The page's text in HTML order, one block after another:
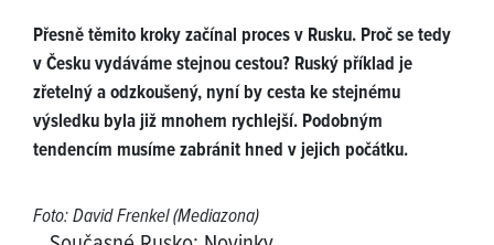
Přesně těmito kroky začínal proces v Rusku. Proč se tedy
v Česku vydáváme stejnou cestou? Ruský příklad je
zřetelný a odzkoušený, nyní by cesta ke stejnému
výsledku byla již mnohem rychlejší. Podobným
tendencím musíme zabránit hned v jejich počátku.
Foto: David Frenkel (Mediazona)